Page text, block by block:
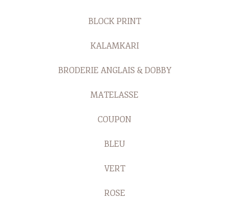
BLOCK PRINT
KALAMKARI
BRODERIE ANGLAIS & DOBBY
MATELASSE
COUPON
BLEU
VERT
ROSE